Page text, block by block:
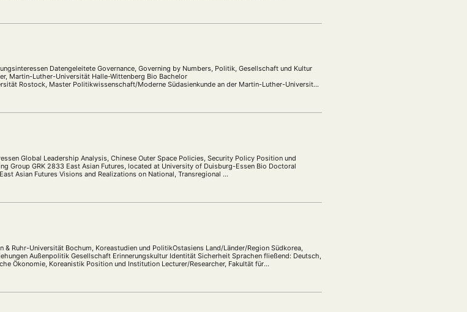
Datengeleitete Governance, Governing by Numbers, Politik, Gesellschaft und Kultur
Martin-Luther-Universität Halle-Wittenberg Bio Bachelor
Rostock, Master Politikwissenschaft/Moderne Südasienkunde an der Martin-Luther-Universität
Global Leadership Analysis, Chinese Outer Space Policies, Security Policy Position und
Group GRK 2833 East Asian Futures, located at University of Duisburg-Essen Bio Doctoral
Asian Futures Visions and Realizations on National, Transregional …
Ruhr-Universität Bochum, Koreastudien und PolitikOstasiens Land/Länder/Region Südkorea,
Außenpolitik Gesellschaft Erinnerungskultur Identität Sicherheit Sprachen fließend: Deutsch,
Ökonomie, Koreanistik Position und Institution Lecturer/Researcher, Fakultät für